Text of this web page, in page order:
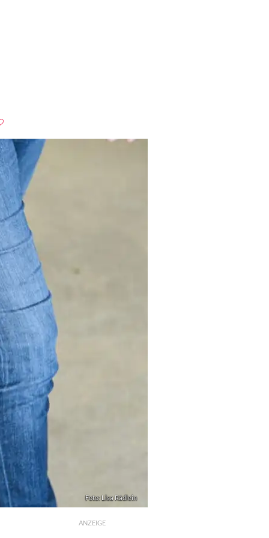
Foto: Lisa Rädlein
ANZEIGE